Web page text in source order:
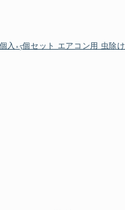
入×5個セット エアコン用 虫除け